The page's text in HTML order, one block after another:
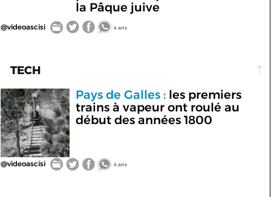
la Pâque juive
@videoascisi 4 ans
TECH
Pays de Galles :les premiers
trains à vapeur ont roulé au
début des années 1800
@videoascisi 4 ans